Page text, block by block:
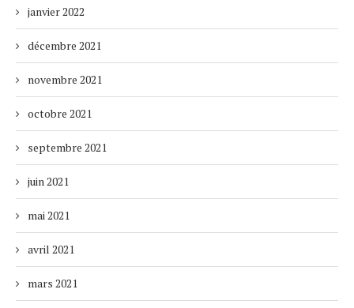
janvier 2022
décembre 2021
novembre 2021
octobre 2021
septembre 2021
juin 2021
mai 2021
avril 2021
mars 2021